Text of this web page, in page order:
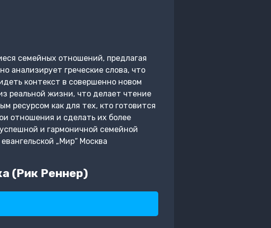
семейных отношений, предлагая
анализирует греческие слова, что
контекст в совершенно новом
реальной жизни, что делает чтение
ресурсом как для тех, кто готовится
отношения и сделать их более
и гармоничной семейной
„Мир“ Москва
(Рик Реннер)